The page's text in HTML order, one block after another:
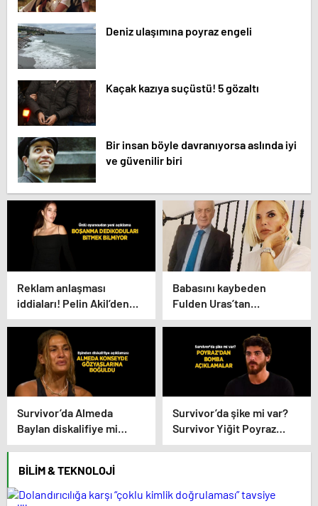
Deniz ulaşımına poyraz engeli
Kaçak kazıya suçüstü! 5 gözaltı
Bir insan böyle davranıyorsa aslında iyi
ve güvenilir biri
Reklam anlaşması
iddiaları! Pelin Akil’den
yeni boşanma açıklaması
Babasını kaybeden
Fulden Uras’tan
duygulandıran paylaşım!
Survivor’da Almeda
Baylan diskalifiye mi
oldu? Eşi Ercan Baylan
Survivor’da şike mi var?
Survivor Yiğit Poyraz
elendikten sonra bomba
BILIM & TEKNOLOJI